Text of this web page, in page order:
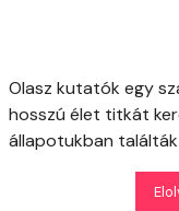
Olasz kutatók egy
hosszú élet titkát
állapotukban találták